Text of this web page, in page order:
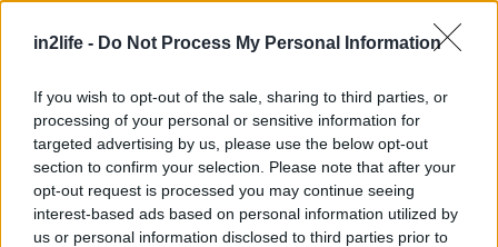
in2life - Do Not Process My Personal Information
If you wish to opt-out of the sale, sharing to third parties, or
processing of your personal or sensitive information for
targeted advertising by us, please use the below opt-out
section to confirm your selection. Please note that after your
opt-out request is processed you may continue seeing
interest-based ads based on personal information utilized by
us or personal information disclosed to third parties prior to
για...